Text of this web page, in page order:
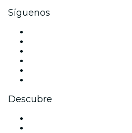
Síguenos
Descubre